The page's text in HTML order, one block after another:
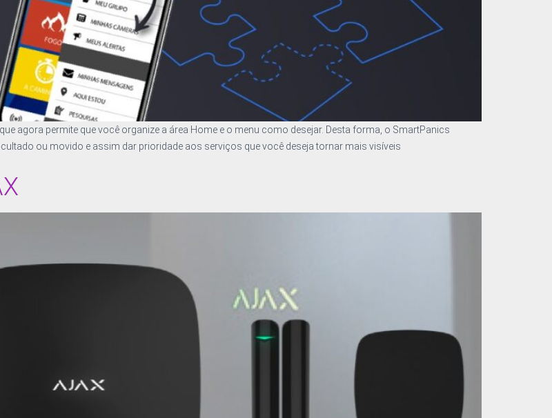
agora permite que você organize a área Home e o menu como desejar. Desta forma, o SmartPanics
ou movido e assim dar prioridade aos serviços que você deseja tornar mais visíveis